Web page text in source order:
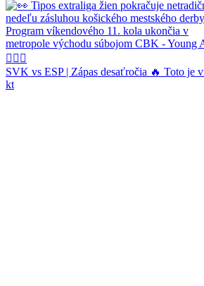
SVK vs ESP | Zápas desaťročia 🔥 Toto je
kt